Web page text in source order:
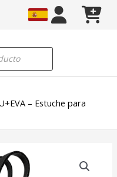
– Estuche para